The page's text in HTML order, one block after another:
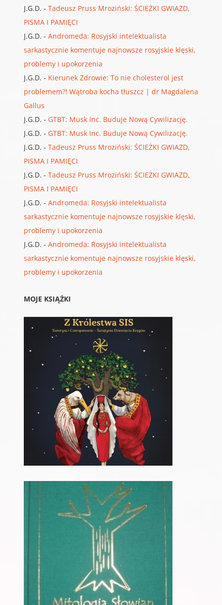
J.G.D. - Tadeusz Pruss Mroziński: ŚCIEŻKI GWIAZD,
PISMA I PAMIĘCI
J.G.D. - Andromeda: Rosyjski intelektualista
sarkastycznie komentuje najnowsze rosyjskie klęski,
problemy i upokorzenia
J.G.D. - Kierunek Zdrowie: To nie cholesterol jest
problemem?! Wątroba kocha tłuszcz | dr Magdalena
Gallus
J.G.D. - GTBT: Musk Inc. Buduje Nową Cywilizację.
J.G.D. - GTBT: Musk Inc. Buduje Nową Cywilizację.
J.G.D. - Tadeusz Pruss Mroziński: ŚCIEŻKI GWIAZD,
PISMA I PAMIĘCI
J.G.D. - Tadeusz Pruss Mroziński: ŚCIEŻKI GWIAZD,
PISMA I PAMIĘCI
J.G.D. - Andromeda: Rosyjski intelektualista
sarkastycznie komentuje najnowsze rosyjskie klęski,
problemy i upokorzenia
J.G.D. - Andromeda: Rosyjski intelektualista
sarkastycznie komentuje najnowsze rosyjskie klęski,
problemy i upokorzenia
MOJE KSIĄŻKI